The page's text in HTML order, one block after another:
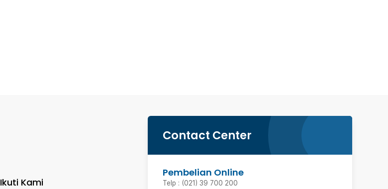
Contact Center
Pembelian Online
Telp : (021) 39 700 200
Ikuti Kami